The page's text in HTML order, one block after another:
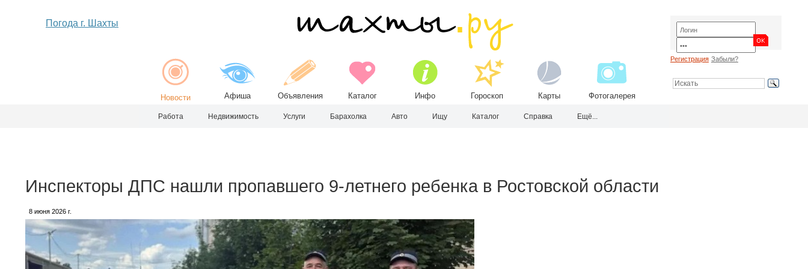
Погода г. Шахты
Новости Афиша Объявления Каталог Инфо Гороскоп Карты Фотогалерея
Регистрация Забыли?
Работа Недвижимость Услуги Барахолка Авто Ищу Каталог Справка Ещё...
Инспекторы ДПС нашли пропавшего 9-летнего ребенка в Ростовской области
8 июня 2026 г.